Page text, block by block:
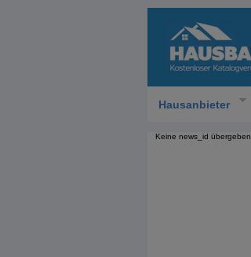
Hausanbieter
Keine news_id übergeben.